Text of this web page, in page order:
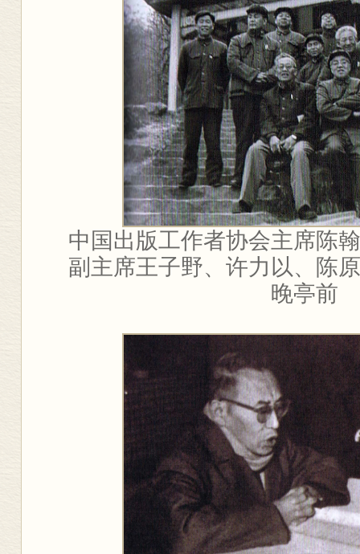
中国出版工作者协会主席陈
副主席王子野、许力以、陈
晚亭前